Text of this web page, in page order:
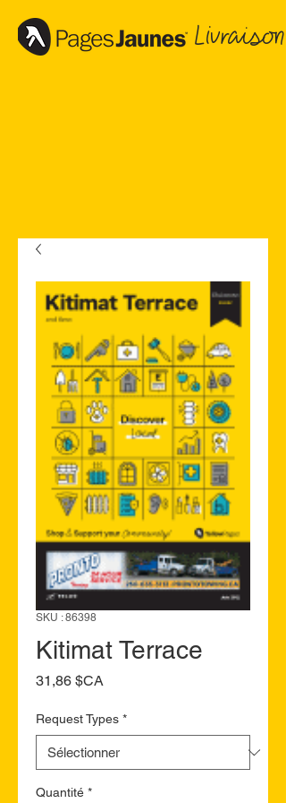
Livraison
SKU : 86398
Kitimat Terrace
31,86 $CA
Request Types *
Quantité *